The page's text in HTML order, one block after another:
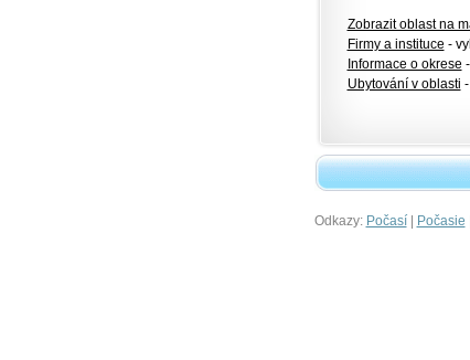
Zobrazit oblast na
Firmy a instituce -
Informace o okrese
Ubytování v oblasti
Odkazy: Počasí| Počasie